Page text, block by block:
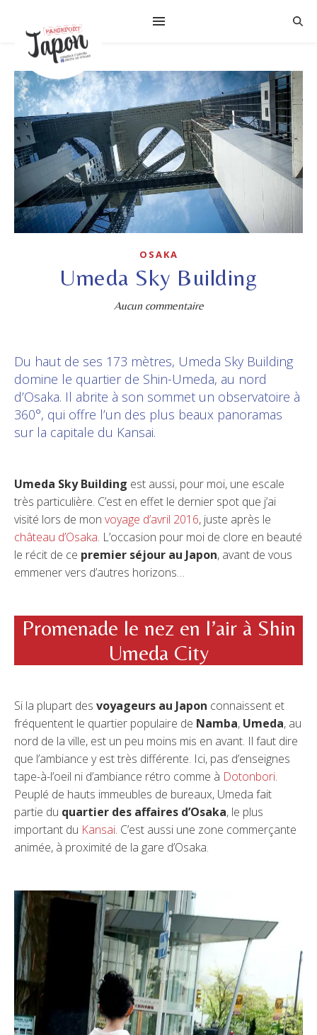
OSAKA
Umeda Sky Building
Aucun commentaire
Du haut de ses 173 mètres, Umeda Sky Building
domine le quartier de Shin-Umeda, au nord
d’Osaka. Il abrite à son sommet un observatoire à
360°, qui offre l’un des plus beaux panoramas
sur la capitale du Kansai.
Umeda Sky Building est aussi, pour moi, une escale
très particulière. C’est en effet le dernier spot que j’ai
visité lors de mon voyage d’avril 2016, juste après le
château d’Osaka. L’occasion pour moi de clore en beauté
le récit de ce premier séjour au Japon, avant de vous
emmener vers d’autres horizons…
Promenade le nez en l’air à Shin
Umeda City
Si la plupart des voyageurs au Japon connaissent et
fréquentent le quartier populaire de Namba, Umeda, au
nord de la ville, est un peu moins mis en avant. Il faut dire
que l’ambiance y est très différente. Ici, pas d’enseignes
tape-à-l’oeil ni d’ambiance rétro comme à Dotonbori.
Peuplé de hauts immeubles de bureaux, Umeda fait
partie du quartier des affaires d’Osaka, le plus
important du Kansai. C’est aussi une zone commerçante
animée, à proximité de la gare d’Osaka.